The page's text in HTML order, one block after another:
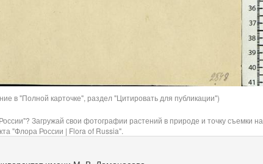
в "Полной карточке", раздел "Цитировать для публикации")
Загружай свои фотографии растений в природе и точку съемки на
"Флора России | Flora of Russia".